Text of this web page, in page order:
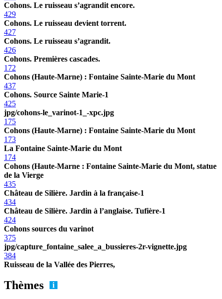
Cohons. Le ruisseau s’agrandit encore.
429
Cohons. Le ruisseau devient torrent.
427
Cohons. Le ruisseau s’agrandit.
426
Cohons. Premières cascades.
172
Cohons (Haute-Marne) : Fontaine Sainte-Marie du Mont
437
Cohons. Source Sainte Marie-1
425
jpg/cohons-le_varinot-1_-xpc.jpg
175
Cohons (Haute-Marne) : Fontaine Sainte-Marie du Mont
173
La Fontaine Sainte-Marie du Mont
174
Cohons (Haute-Marne : Fontaine Sainte-Marie du Mont, statue
de la Vierge
435
Château de Silière. Jardin à la française-1
434
Château de Silière. Jardin à l’anglaise. Tufière-1
424
Cohons sources du varinot
375
jpg/capture_fontaine_salee_a_bussieres-2r-vignette.jpg
384
Ruisseau de la Vallée des Pierres,
Thèmes